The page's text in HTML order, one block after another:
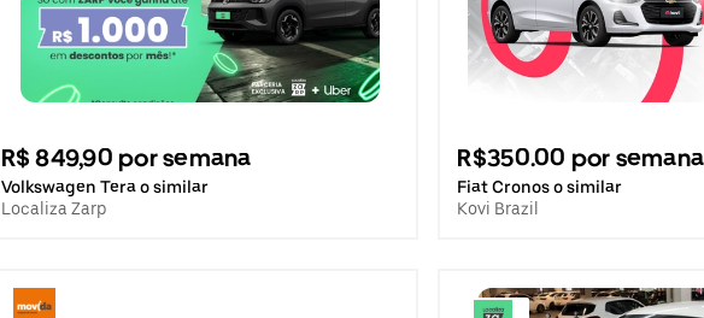
R$ 849,90 por semana
Volkswagen Tera o similar
Localiza Zarp
R$350.00 por semana
Fiat Cronos o similar
Kovi Brazil